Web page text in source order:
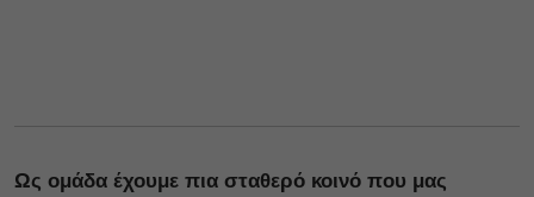
Ως ομάδα έχουμε πια σταθερό κοινό που μας